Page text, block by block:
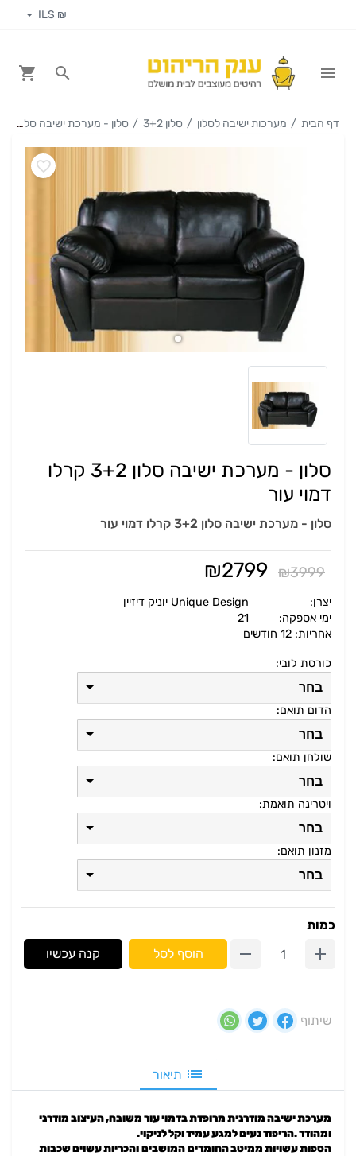
₪ ILS
דף הבית מערכות ישיבה לסלון סלון 3+2 סלון - מערכת ישיבה סלון 3+2 קרלו דמוי עור
סלון - מערכת ישיבה סלון 3+2 קרלו
דמוי עור
סלון - מערכת ישיבה סלון 3+2 קרלו דמוי עור
₪3999
₪2799
יצרן:
ימי אספקה:
אחריות: 12 חודשים
כורסת לובי:
בחר
הדום תואם:
בחר
שולחן תואם:
בחר
ויטרינה תואמת:
בחר
מזנון תואם:
בחר
כמות
הוסף לסל
קנה עכשיו
שיתוף
תיאור
מערכת ישיבה מודרנית מרופדת בדמוי עור משובח, העיצוב מודרני
ומהודר .הריפוד נעים למגע עמיד וקל לניקוי.
הספות עשויות ממיטב החומרים המושבים והכריות עשוים שכבות